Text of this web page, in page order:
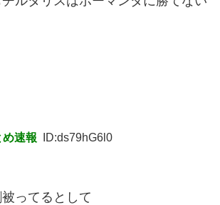
速報 ID:ds79hG6l0
ってるとして